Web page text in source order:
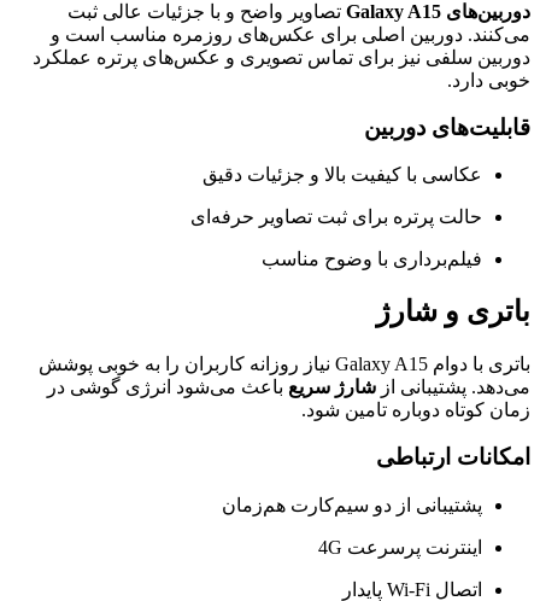
دوربین‌های Galaxy A15
تصاویر واضح و با جزئیات عالی ثبت
می‌کنند. دوربین اصلی برای عکس‌های روزمره مناسب است و
دوربین سلفی نیز برای تماس تصویری و عکس‌های پرتره عملکرد
خوبی دارد.
قابلیت‌های دوربین
عکاسی با کیفیت بالا و جزئیات دقیق
حالت پرتره برای ثبت تصاویر حرفه‌ای
فیلم‌برداری با وضوح مناسب
باتری و شارژ
باتری با دوام Galaxy A15 نیاز روزانه کاربران را به خوبی پوشش
می‌دهد. پشتیبانی از شارژ سریع باعث می‌شود انرژی گوشی در
زمان کوتاه دوباره تامین شود.
امکانات ارتباطی
پشتیبانی از دو سیم‌کارت هم‌زمان
اینترنت پرسرعت 4G
اتصال Wi-Fi پایدار